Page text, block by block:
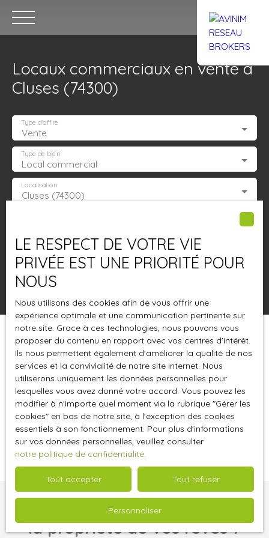
Accueil Acheter Trouver un
Estimation
Locaux commerciaux en vente à
Cluses (74300)
Vente
Type d'offre
Local commercial
Type de bien
Cluses (74300)
Localisation
Surface min (m²)
Pertinence
Trier par Créer une alerte
Aucun résultat
Vous ne trouvez pas
la propriété de vos rêves ?
LE RESPECT DE VOTRE VIE
PRIVÉE EST UNE PRIORITÉ POUR
NOUS
Nous utilisons des cookies afin de vous offrir une
expérience optimale et une communication pertinente sur
notre site. Grace à ces technologies, nous pouvons vous
proposer du contenu en rapport avec vos centres d'intérêt.
Ils nous permettent également d'améliorer la qualité de nos
services et la convivialité de notre site internet. Nous
utiliserons uniquement les données personnelles pour
lesquelles vous avez donné votre accord. Vous pouvez les
modifier à n'importe quel moment via la rubrique ″Gérer les
cookies″ en bas de notre site, à l'exception des cookies
essentiels à son fonctionnement. Pour plus d'informations
sur vos données personnelles, veuillez consulter
notre politique de confidentialité.
Tout accepter Tout refuser
Personnaliser